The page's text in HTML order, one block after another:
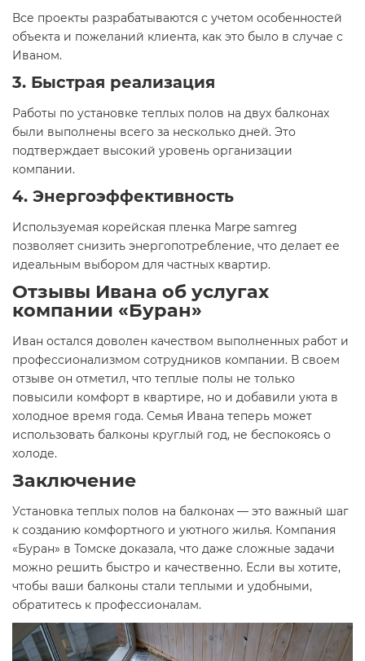
Все проекты разрабатываются с учетом особенностей
объекта и пожеланий клиента, как это было в случае с
Иваном.
3. Быстрая реализация
Работы по установке теплых полов на двух балконах
были выполнены всего за несколько дней. Это
подтверждает высокий уровень организации
компании.
4. Энергоэффективность
Используемая корейская пленка Marpe samreg
позволяет снизить энергопотребление, что делает ее
идеальным выбором для частных квартир.
Отзывы Ивана об услугах
компании «Буран»
Иван остался доволен качеством выполненных работ и
профессионализмом сотрудников компании. В своем
отзыве он отметил, что теплые полы не только
повысили комфорт в квартире, но и добавили уюта в
холодное время года. Семья Ивана теперь может
использовать балконы круглый год, не беспокоясь о
холоде.
Заключение
Установка теплых полов на балконах — это важный шаг
к созданию комфортного и уютного жилья. Компания
«Буран» в Томске доказала, что даже сложные задачи
можно решить быстро и качественно. Если вы хотите,
чтобы ваши балконы стали теплыми и удобными,
обратитесь к профессионалам.